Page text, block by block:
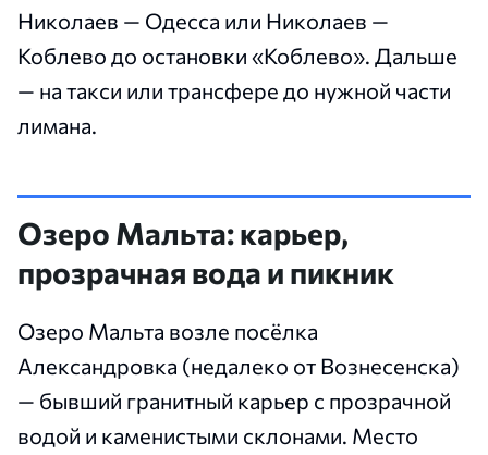
Николаев — Одесса или Николаев —
Коблево до остановки «Коблево». Дальше
— на такси или трансфере до нужной части
лимана.
Озеро Мальта: карьер,
прозрачная вода и пикник
Озеро Мальта возле посёлка
Александровка (недалеко от Вознесенска)
— бывший гранитный карьер с прозрачной
водой и каменистыми склонами. Место